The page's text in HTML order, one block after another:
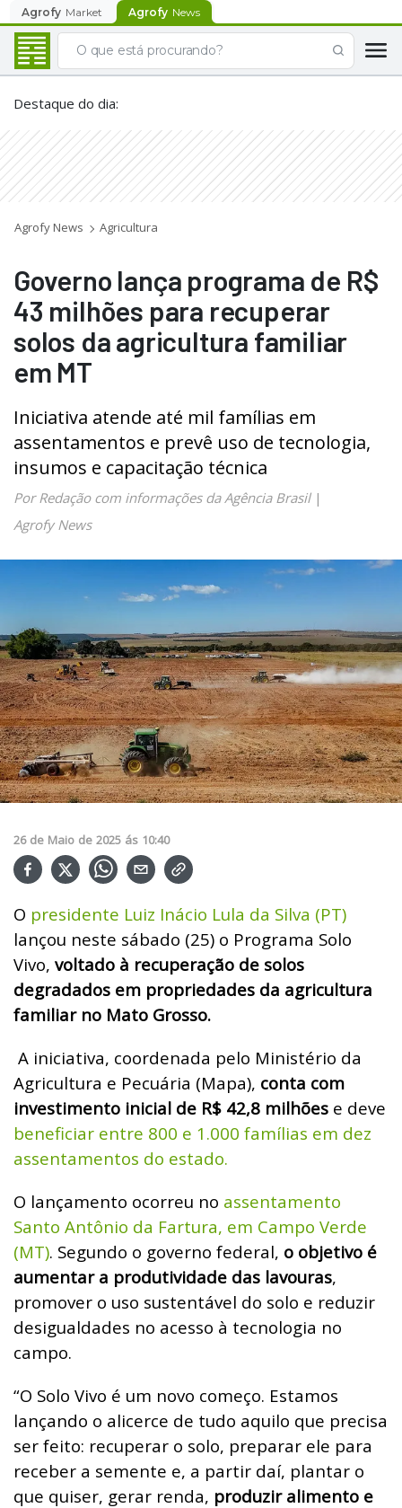
Agrofy Market Agrofy News
Destaque do dia:
Agrofy News Agricultura
Governo lança programa de R$
43 milhões para recuperar
solos da agricultura familiar
em MT
Iniciativa atende até mil famílias em
assentamentos e prevê uso de tecnologia,
insumos e capacitação técnica
Por Redação com informações da Agência Brasil|
Agrofy News
26 de Maio de 2025 ás 10:40
O presidente Luiz Inácio Lula da Silva (PT)
lançou neste sábado (25) o Programa Solo
Vivo, voltado à recuperação de solos
degradados em propriedades da agricultura
familiar no Mato Grosso.
A iniciativa, coordenada pelo Ministério da
Agricultura e Pecuária (Mapa), conta com
investimento inicial de R$ 42,8 milhões e deve
beneficiar entre 800 e 1.000 famílias em dez
assentamentos do estado.
O lançamento ocorreu no assentamento
Santo Antônio da Fartura, em Campo Verde
(MT). Segundo o governo federal, o objetivo é
aumentar a produtividade das lavouras,
promover o uso sustentável do solo e reduzir
desigualdades no acesso à tecnologia no
campo.
“O Solo Vivo é um novo começo. Estamos
lançando o alicerce de tudo aquilo que precisa
ser feito: recuperar o solo, preparar ele para
receber a semente e, a partir daí, plantar o
que quiser, gerar renda, produzir alimento e